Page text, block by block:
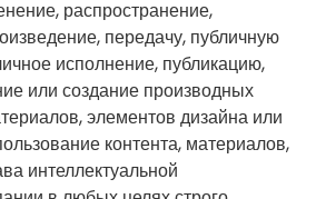
распространение,
передачу, публичную
исполнение, публикацию,
или создание производных
элементов дизайна или
контента, материалов,
интеллектуальной